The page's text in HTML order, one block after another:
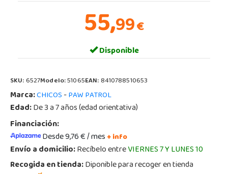
55,99€
Disponible
SKU:6527Modelo:51065EAN:8410788510653
Marca:CHICOS-PAW PATROL
Edad:De 3 a 7 años (edad orientativa)
Financiación:
Desde 9,76 € / mes+ info
Envío a domicilio:Recíbelo entreVIERNES 7 Y LUNES 10
Recogida en tienda:Diponible para recoger en tienda